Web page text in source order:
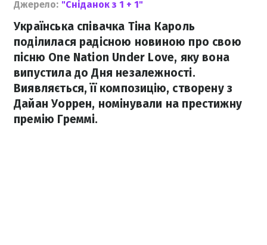
Джерело: "Сніданок з 1 + 1"
Українська співачка Тіна Кароль
поділилася радісною новиною про свою
пісню One Nation Under Love, яку вона
випустила до Дня незалежності.
Виявляється, її композицію, створену з
Дайан Уоррен, номінували на престижну
премію Греммі.